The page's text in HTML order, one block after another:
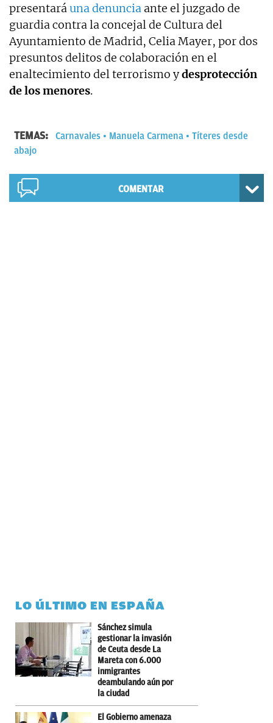
presentaráuna denuncia ante el juzgado de
guardia contra la concejal de Cultura del
Ayuntamiento de Madrid, Celia Mayer, por dos
presuntos delitos de colaboración en el
enaltecimiento del terrorismo ydesprotección
de los menores.
TEMAS: Carnavales Manuela Carmena
Títeres desde
abajo
COMENTAR
LO ÚLTIMO EN ESPAÑA
Sánchez simula
gestionar la invasión
de Ceuta desde La
Mareta con 6.000
inmigrantes
deambulando aún por
la ciudad
El Gobierno amenaza